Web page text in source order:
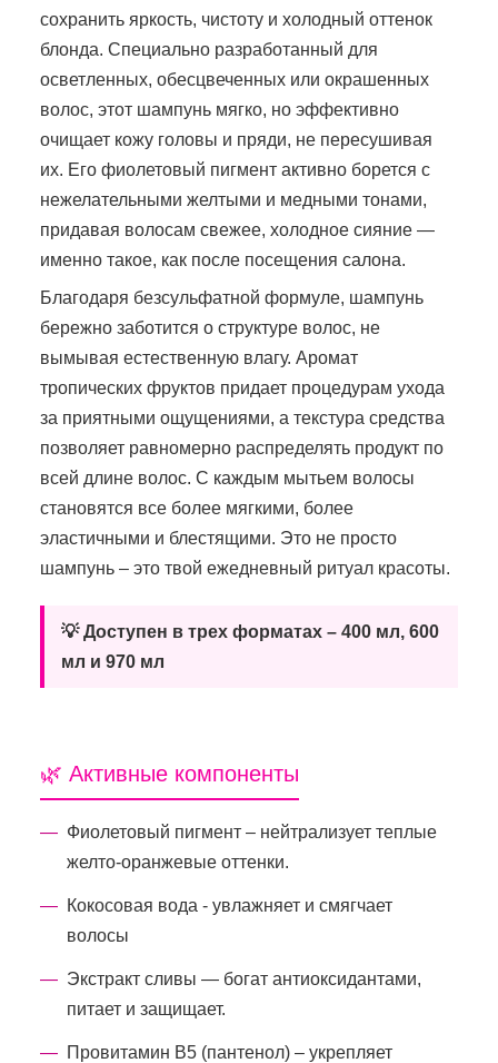
сохранить яркость, чистоту и холодный оттенок
блонда. Специально разработанный для
осветленных, обесцвеченных или окрашенных
волос, этот шампунь мягко, но эффективно
очищает кожу головы и пряди, не пересушивая
их. Его фиолетовый пигмент активно борется с
нежелательными желтыми и медными тонами,
придавая волосам свежее, холодное сияние —
именно такое, как после посещения салона.
Благодаря безсульфатной формуле, шампунь
бережно заботится о структуре волос, не
вымывая естественную влагу. Аромат
тропических фруктов придает процедурам ухода
за приятными ощущениями, а текстура средства
позволяет равномерно распределять продукт по
всей длине волос. С каждым мытьем волосы
становятся все более мягкими, более
эластичными и блестящими. Это не просто
шампунь – это твой ежедневный ритуал красоты.
💡 Доступен в трех форматах – 400 мл, 600
мл и 970 мл
🌿 Активные компоненты
Фиолетовый пигмент – нейтрализует теплые
желто-оранжевые оттенки.
Кокосовая вода - увлажняет и смягчает
волосы
Экстракт сливы — богат антиоксидантами,
питает и защищает.
Провитамин B5 (пантенол) – укрепляет